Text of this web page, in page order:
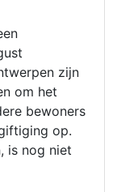
zijn
om het
bewoners
op.
is nog niet